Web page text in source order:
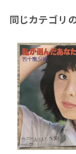
同じカテゴリ